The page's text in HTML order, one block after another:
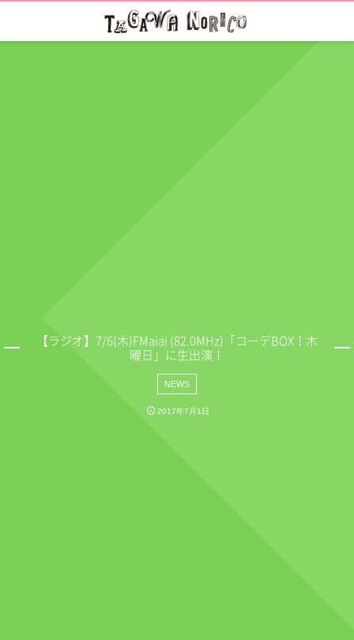
【ラジオ】7/6(木)FMaiai (82.0MHz)「コーデBOX！木
曜日」に生出演！
NEWS
2017年7月1日